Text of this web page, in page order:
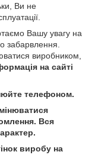
Ви не
Вашу увагу на
забарвлення.
виробником,
на сайті
телефоном.
Вся
виробу на